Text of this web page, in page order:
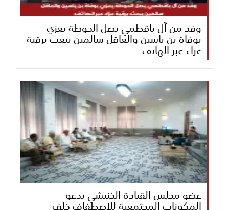
وفد من آل باقطمي يصل الحوطة يعزي
بوفاة بن ياسين والعاقل سالمين يبعث برقية
عزاء عبر الهاتف
عضو مجلس القيادة الخنبشي يدعو
المكونات المجتمعية للاصطفاف خلف